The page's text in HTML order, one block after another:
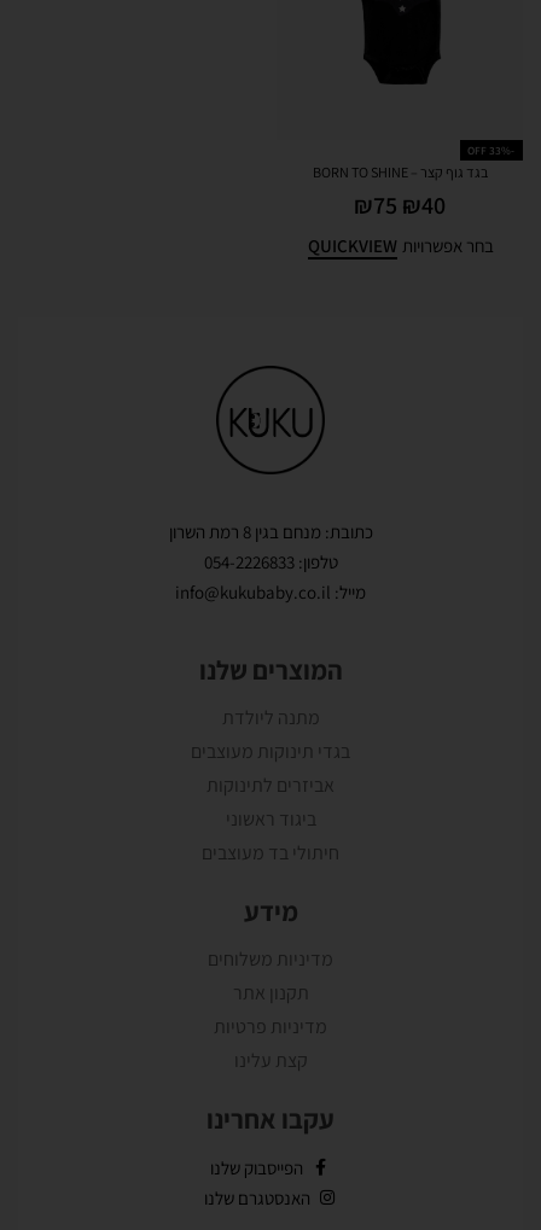
-33% OFF
בגד גוף קצר – BORN TO SHINE
₪40
₪75
בחר אפשרויות QUICKVIEW
כתובת: מנחם בגין 8 רמת השרון
טלפון: 054-2226833
מייל: info@kukubaby.co.il
המוצרים שלנו
מתנה ליולדת
בגדי תינוקות מעוצבים
אביזרים לתינוקות
ביגוד ראשוני
חיתולי בד מעוצבים
מידע
מדיניות משלוחים
תקנון אתר
מדיניות פרטיות
קצת עלינו
עקבו אחרינו
הפייסבוק שלנו
האנסטגרם שלנו